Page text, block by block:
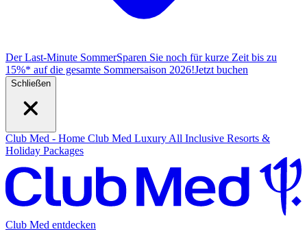
Der Last-Minute SommerSparen Sie noch für kurze Zeit bis zu
15%* auf die gesamte Sommersaison 2026!Jetzt buchen
Schließen
Club Med - Home Club Med Luxury All Inclusive Resorts &
Holiday Packages
Club Med entdecken